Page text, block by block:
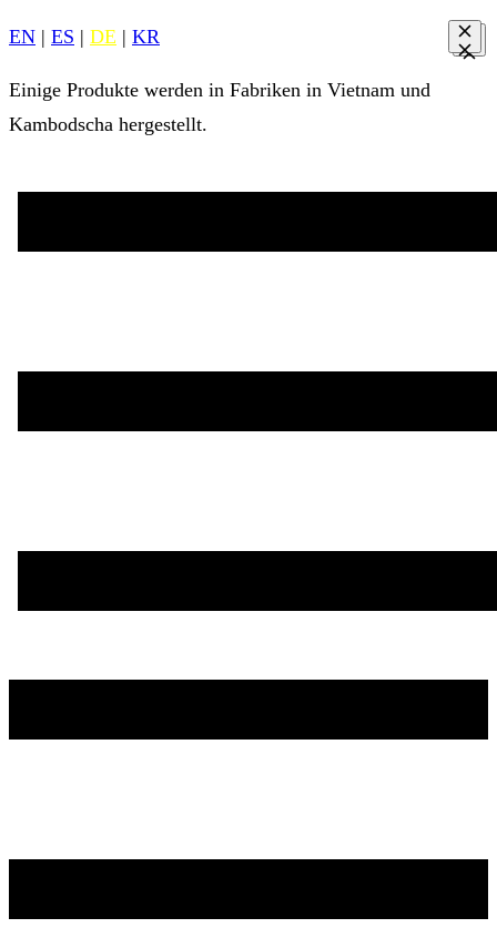
EN | ES | DE | KR
Einige Produkte werden in Fabriken in Vietnam und
Kambodscha hergestellt.